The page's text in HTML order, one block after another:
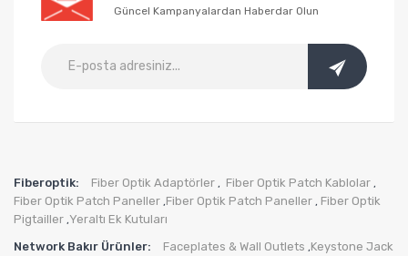
Güncel Kampanyalardan Haberdar Olun
Fiberoptik: Fiber Optik Adaptörler , Fiber Optik Patch Kablolar ,
Fiber Optik Patch Paneller ,Fiber Optik Patch Paneller , Fiber Optik
Pigtailler ,Yeraltı Ek Kutuları
Network Bakır Ürünler:
Faceplates & Wall Outlets ,Keystone Jack